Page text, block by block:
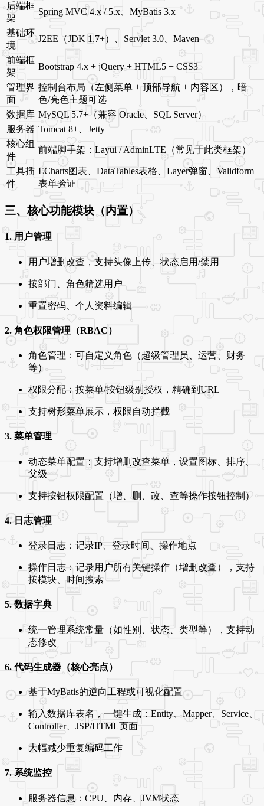
后端框
架
Spring MVC 4.x / 5.x、MyBatis 3.x
基础环
境
J2EE（JDK 1.7+）、Servlet 3.0、Maven
前端框
架
Bootstrap 4.x + jQuery + HTML5 + CSS3
管理界
面
控制台布局（左侧菜单 + 顶部导航 + 内容区），暗
色/亮色主题可选
数据库 MySQL 5.7+（兼容 Oracle、SQL Server）
服务器 Tomcat 8+、Jetty
核心组
件
前端脚手架：Layui / AdminLTE（常见于此类框架）
工具插
件
ECharts图表、DataTables表格、Layer弹窗、Validform
表单验证
三、核心功能模块（内置）
1. 用户管理
用户增删改查，支持头像上传、状态启用/禁用
按部门、角色筛选用户
重置密码、个人资料编辑
2. 角色权限管理（RBAC）
角色管理：可自定义角色（超级管理员、运营、财务
等）
权限分配：按菜单/按钮级别授权，精确到URL
支持树形菜单展示，权限自动拦截
3. 菜单管理
动态菜单配置：支持增删改查菜单，设置图标、排序、
父级
支持按钮权限配置（增、删、改、查等操作按钮控制）
4. 日志管理
登录日志：记录IP、登录时间、操作地点
操作日志：记录用户所有关键操作（增删改查），支持
按模块、时间搜索
5. 数据字典
统一管理系统常量（如性别、状态、类型等），支持动
态修改
6. 代码生成器（核心亮点）
基于MyBatis的逆向工程或可视化配置
输入数据库表名，一键生成：Entity、Mapper、Service、
Controller、JSP/HTML页面
大幅减少重复编码工作
7. 系统监控
服务器信息：CPU、内存、JVM状态